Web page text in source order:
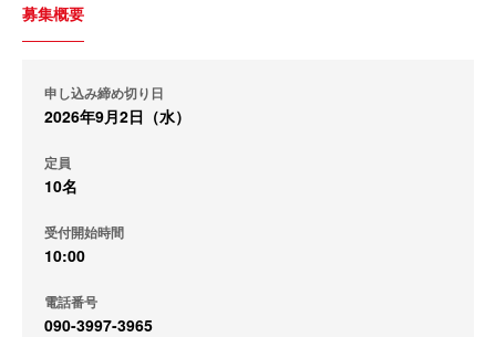
募集概要
申し込み締め切り日
2026年9月2日（水）
定員
10名
受付開始時間
10:00
電話番号
090-3997-3965